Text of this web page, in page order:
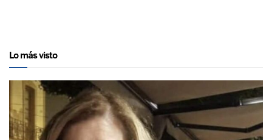
Lo más visto